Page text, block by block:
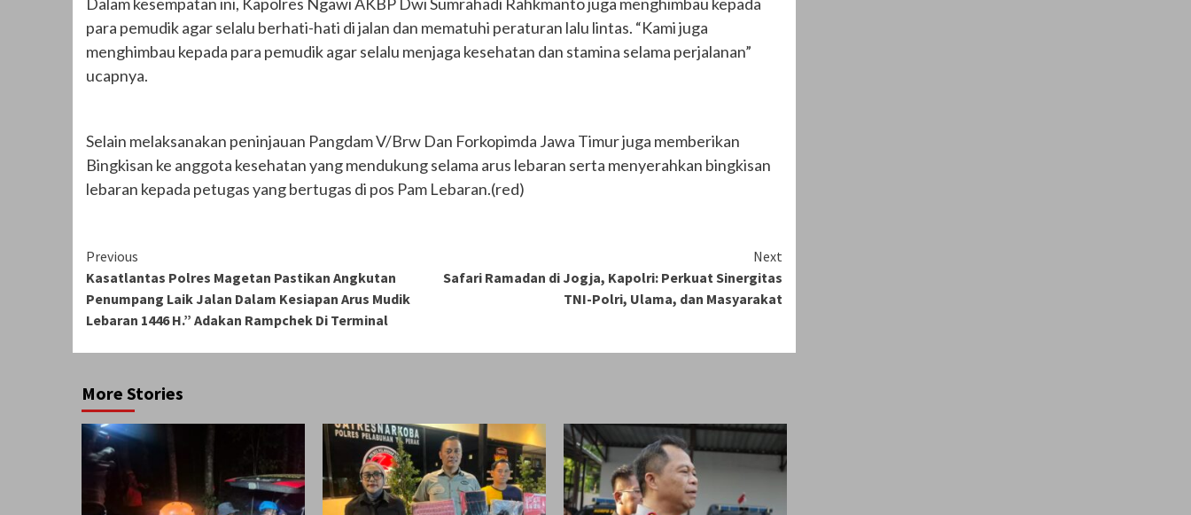
Dalam kesempatan ini, Kapolres Ngawi AKBP Dwi Sumrahadi Rahkmanto juga menghimbau kepada
para pemudik agar selalu berhati-hati di jalan dan mematuhi peraturan lalu lintas. “Kami juga
menghimbau kepada para pemudik agar selalu menjaga kesehatan dan stamina selama perjalanan”
ucapnya.
Selain melaksanakan peninjauan Pangdam V/Brw Dan Forkopimda Jawa Timur juga memberikan
Bingkisan ke anggota kesehatan yang mendukung selama arus lebaran serta menyerahkan bingkisan
lebaran kepada petugas yang bertugas di pos Pam Lebaran.(red)
Continue
Reading
Previous
Kasatlantas Polres Magetan Pastikan Angkutan
Penumpang Laik Jalan Dalam Kesiapan Arus Mudik
Lebaran 1446 H.” Adakan Rampchek Di Terminal
Next
Safari Ramadan di Jogja, Kapolri: Perkuat Sinergitas
TNI-Polri, Ulama, dan Masyarakat
More Stories